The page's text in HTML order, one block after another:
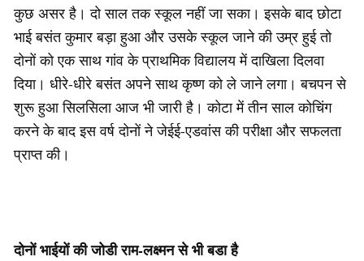
कुछ असर है। दो साल तक स्कूल नहीं जा सका। इसके बाद छोटा
भाई बसंत कुमार बड़ा हुआ और उसके स्कूल जाने की उम्र हुई तो
दोनों को एक साथ गांव के प्राथमिक विद्यालय में दाखिला दिलवा
दिया। धीरे-धीरे बसंत अपने साथ कृष्ण को ले जाने लगा। बचपन से
शुरू हुआ सिलसिला आज भी जारी है। कोटा में तीन साल कोचिंग
करने के बाद इस वर्ष दोनों ने जेईई-एडवांस की परीक्षा और सफलता
प्राप्त की।
दोनों भाईयों की जोडी राम-लक्ष्मन से भी बडा है